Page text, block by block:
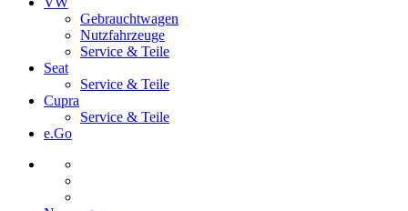
Gebrauchtwagen
Nutzfahrzeuge
Service & Teile
Seat
Service & Teile
Cupra
Service & Teile
e.Go